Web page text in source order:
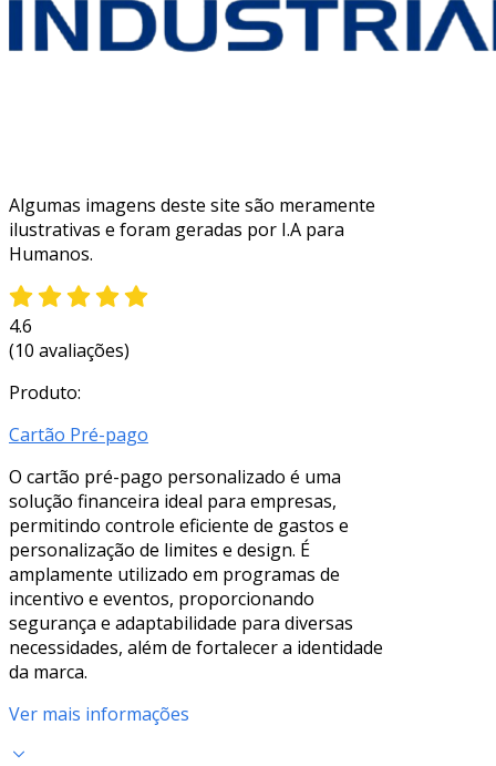
Algumas imagens deste site são meramente
ilustrativas e foram geradas por I.A para
Humanos.
4.6
(10 avaliações)
Produto:
Cartão Pré-pago
O cartão pré-pago personalizado é uma
solução financeira ideal para empresas,
permitindo controle eficiente de gastos e
personalização de limites e design. É
amplamente utilizado em programas de
incentivo e eventos, proporcionando
segurança e adaptabilidade para diversas
necessidades, além de fortalecer a identidade
da marca.
Ver mais informações